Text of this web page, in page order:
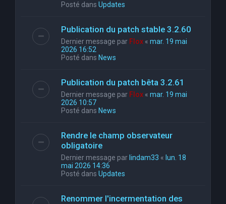
Posté dans Updates
Publication du patch stable 3.2.60
Dernier message par Flox « mar. 19 mai
2026 16:52
Posté dans News
Publication du patch bêta 3.2.61
Dernier message par Flox « mar. 19 mai
2026 10:57
Posté dans News
Rendre le champ observateur
obligatoire
Dernier message par lindam33 « lun. 18
mai 2026 14:36
Posté dans Updates
Renommer l'incermentation des